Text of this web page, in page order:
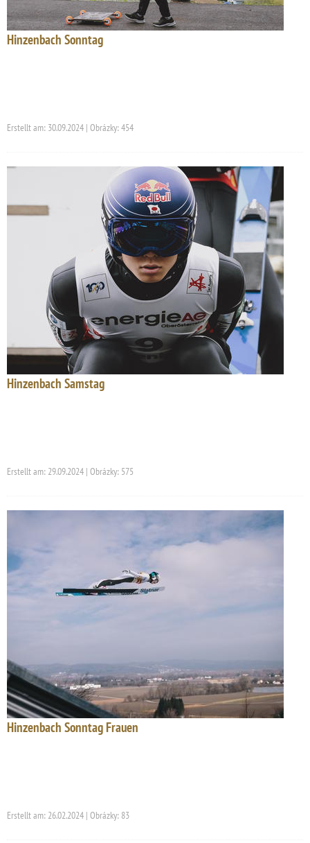
Hinzenbach Sonntag
Erstellt am: 30.09.2024 | Obrázky: 454
Hinzenbach Samstag
Erstellt am: 29.09.2024 | Obrázky: 575
Hinzenbach Sonntag Frauen
Erstellt am: 26.02.2024 | Obrázky: 83